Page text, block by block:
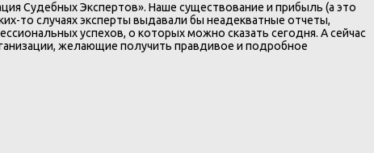
Судебных Экспертов». Наше существование и прибыль (а это
то случаях эксперты выдавали бы неадекватные отчеты,
успехов, о которых можно сказать сегодня. А сейчас
желающие получить правдивое и подробное